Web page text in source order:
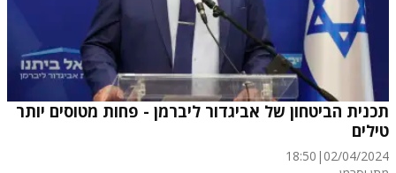
תכנית הביטחון של אביגדור ליברמן - פחות מטוסים יותר
טילים
02/04/2024
|
18:50